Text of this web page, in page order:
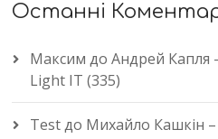
Останні
Максим доАндрей Капля
Light IT (335)
Testдо Михайло Кашкін –